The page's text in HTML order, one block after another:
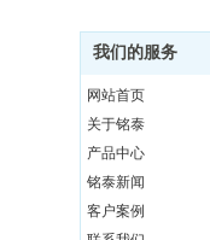
我们的服务
网站首页
关于铭泰
产品中心
铭泰新闻
客户案例